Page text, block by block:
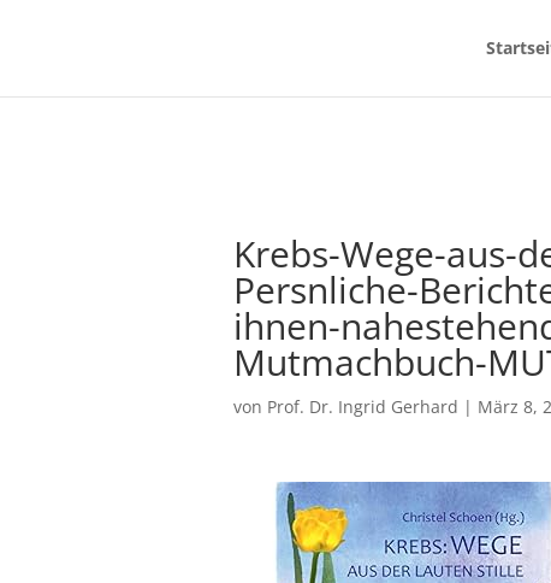
Krebs-Wege-aus-
Persnliche-
ihnen-
Mutmachbuch-
von Prof. Dr. Ingrid Gerhard | März 8,